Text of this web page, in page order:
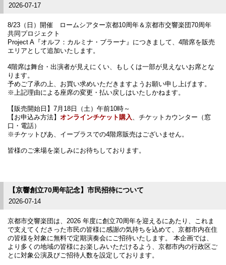
2026-07-17
8/23（日）開催 ロームシアター京都10周年＆京都市交響楽団70周年
共同プロジェクト
Project A『オルフ：カルミナ・ブラーナ』につきまして、4階席を販売
エリアとして追加いたします。
4階席は舞台・出演者が見えにくい、もしくは一部が見えないお席とな
ります。
予めご了承の上、お買い求めいただきますようお願い申し上げます。
※上記理由による座席の変更・払い戻しはいたしかねます。
【販売開始日】7月18日（土）午前10時～
【お申込み方法】 オンラインチケット購入
、チケットカウンター（窓
口・電話）
※チケットぴあ、イープラスでの4階席販売はございません。
皆様のご来場を楽しみにお待ちしております。
【京響創立70周年記念】市民招待について
2026-07-14
京都市交響楽団は、2026 年度に創立70周年を迎えるにあたり、これま
で支えてくださった市民の皆様に感謝の気持ちを込めて、京都市内在住
の皆様を対象に無料で定期演奏会にご招待いたします。 本企画では、
より多くの地域の皆様にお楽しみいただけるよう、京都市内の行政区ご
とに対象公演及びご招待人数を設定しております。